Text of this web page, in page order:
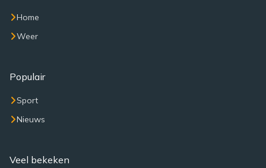
Home
Weer
Populair
Sport
Nieuws
Veel bekeken